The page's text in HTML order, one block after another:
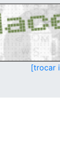
[trocar